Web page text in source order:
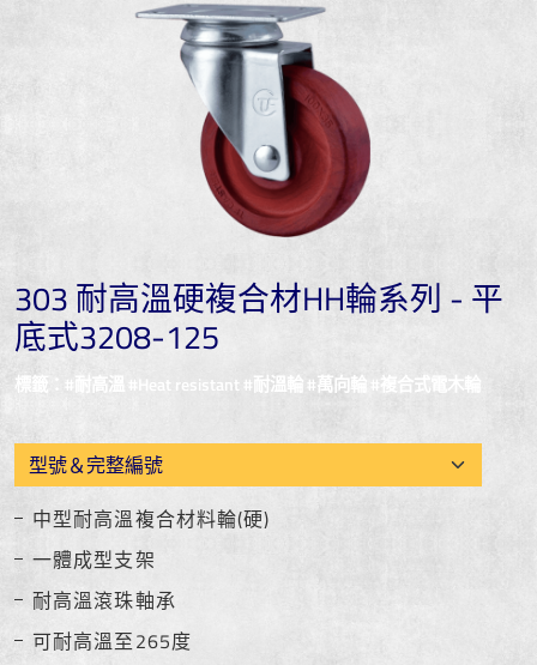
303 耐高溫硬複合材HH輪系列 - 平
底式3208-125
標籤：#耐高溫 #Heat resistant #耐溫輪 #萬向輪 #複合式電木輪
中型耐高溫複合材料輪(硬)
一體成型支架
耐高溫滾珠軸承
可耐高溫至265度